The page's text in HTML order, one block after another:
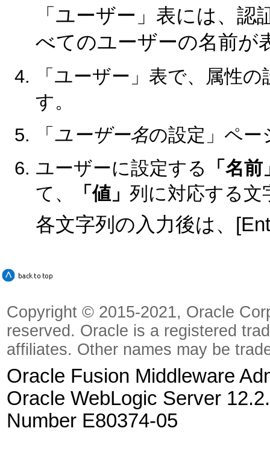
「ユーザー」表には、
べてのユーザーの名前が
「ユーザー」表で、属性
す。
「 ユーザー名の設定」ペー
ユーザーに設定する
「名前
て、
「値」 列に対応する文
各文字列の入力後は、
Copyright © 2015-2021, Oracle
reserved. Oracle is a registered
affiliates. Other names may be
Oracle Fusion Middleware
Oracle WebLogic Server
Number E80374-05